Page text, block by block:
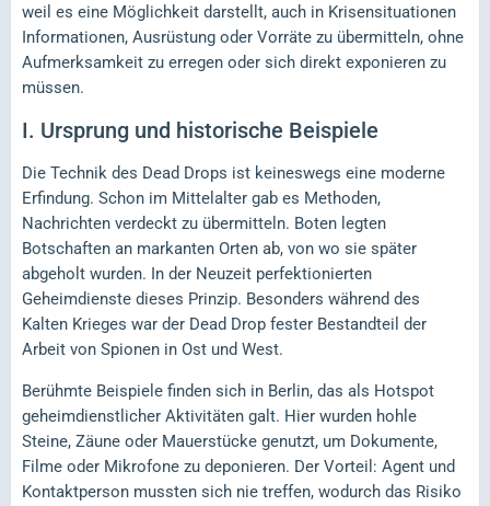
weil es eine Möglichkeit darstellt, auch in Krisensituationen
Informationen, Ausrüstung oder Vorräte zu übermitteln, ohne
Aufmerksamkeit zu erregen oder sich direkt exponieren zu
müssen.
I. Ursprung und historische Beispiele
Die Technik des Dead Drops ist keineswegs eine moderne
Erfindung. Schon im Mittelalter gab es Methoden,
Nachrichten verdeckt zu übermitteln. Boten legten
Botschaften an markanten Orten ab, von wo sie später
abgeholt wurden. In der Neuzeit perfektionierten
Geheimdienste dieses Prinzip. Besonders während des
Kalten Krieges war der Dead Drop fester Bestandteil der
Arbeit von Spionen in Ost und West.
Berühmte Beispiele finden sich in Berlin, das als Hotspot
geheimdienstlicher Aktivitäten galt. Hier wurden hohle
Steine, Zäune oder Mauerstücke genutzt, um Dokumente,
Filme oder Mikrofone zu deponieren. Der Vorteil: Agent und
Kontaktperson mussten sich nie treffen, wodurch das Risiko